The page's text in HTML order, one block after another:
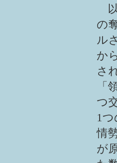
の
ル
か
さ
「
つ
1
情
が